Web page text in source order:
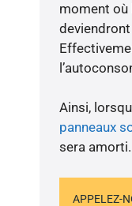
moment où
Ainsi,
panneaux
sera amorti.
APPELEZ-